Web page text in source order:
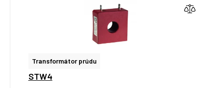
Transformátor prúdu
STW4